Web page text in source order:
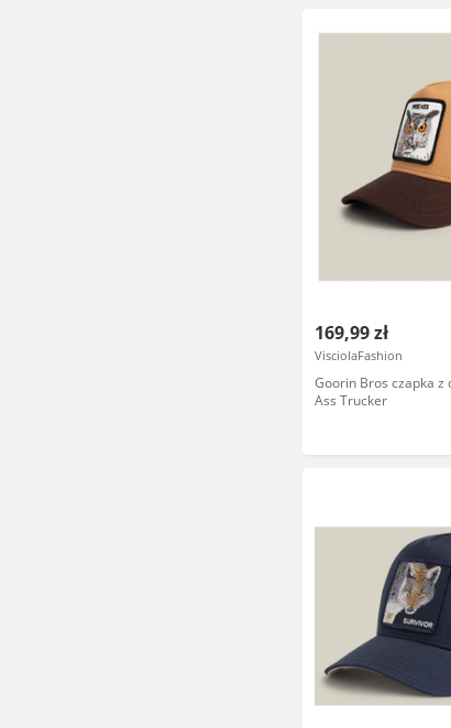
169,99 zł
VisciolaFashion
Goorin Bros czapka z
Ass Trucker